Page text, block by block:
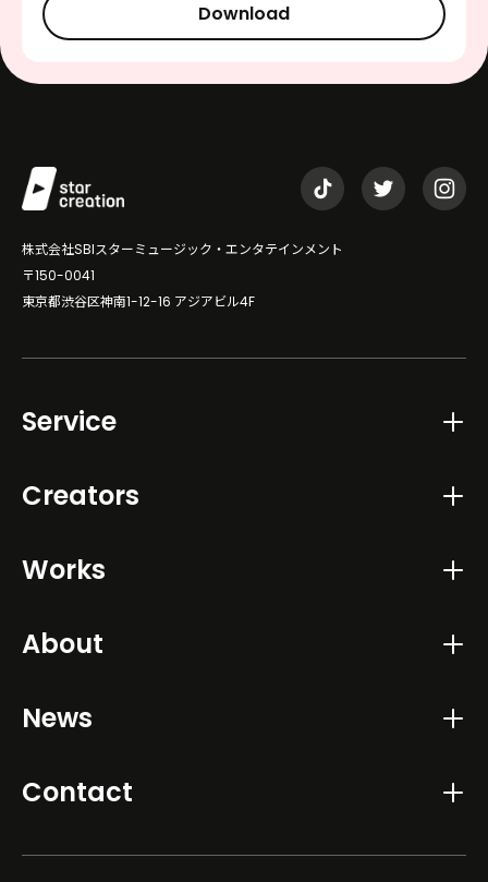
Download
株式会社SBIスターミュージック・エンタテインメント
〒150-0041
東京都渋谷区神南1-12-16 アジアビル4F
Service
Creators
Works
About
News
Contact